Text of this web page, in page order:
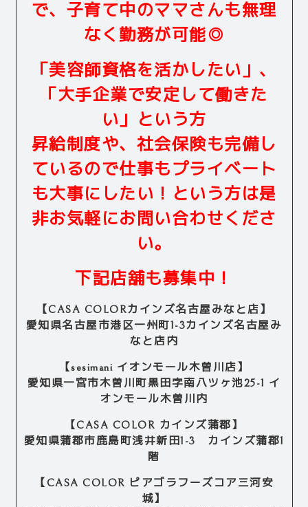
で、子育て中のママさんも無理
なく勤務が可能◎
「美容師資格を活かしたい」、
「大手企業で安定して働きた
い」という方
昇給制度や、社会保険も完備し
ているので仕事もプライベート
も大事にしたい！という方は是
非お気軽にお問い合わせくださ
い。
下記店舖も募集中！
【CASA COLORカインズ名古屋みなと店】
愛知県名古屋市港区一州町1-3カインズ名古屋み
なと店内
【sesimani イオンモール木曽川店】
愛知県一宮市木曽川町黒田字南八ツヶ池25-1 イ
オンモール木曽川内
【CASA COLOR カインズ蒲郡】
愛知県蒲郡市鹿島町浅井新田1-3 カインズ蒲郡1
階
【CASA COLOR ピアゴラフーズコア三河安
城】